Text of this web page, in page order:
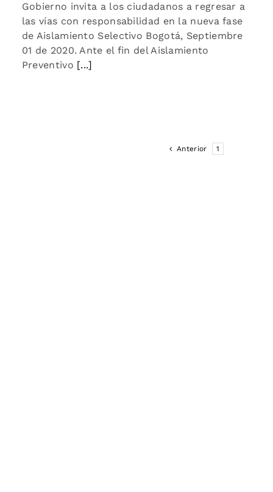
Gobierno invita a los ciudadanos a regresar a
las vías con responsabilidad en la nueva fase
de Aislamiento Selectivo Bogotá, Septiembre
01 de 2020. Ante el fin del Aislamiento
Preventivo [...]
Anterior 1